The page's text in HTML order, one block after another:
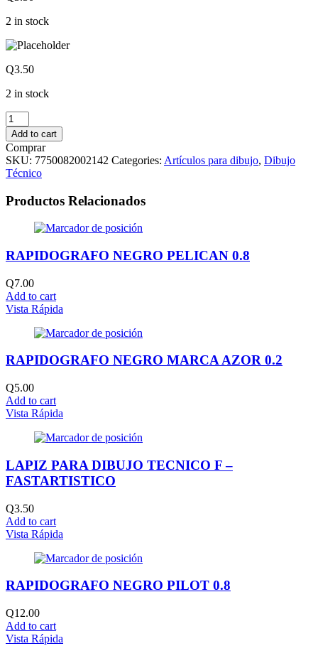
2 in stock
Q3.50
2 in stock
LAPIZ
PARA
DIBUJO
TECNICO
3B
-
ARTESCO
quantity
Add to cart
Comprar
SKU: 7750082002142 Categories: Artículos para dibujo, Dibujo
Técnico
Productos Relacionados
RAPIDOGRAFO NEGRO PELICAN 0.8
Q7.00
Add to cart
Vista Rápida
RAPIDOGRAFO NEGRO MARCA AZOR 0.2
Q5.00
Add to cart
Vista Rápida
LAPIZ PARA DIBUJO TECNICO F –
FASTARTISTICO
Q3.50
Add to cart
Vista Rápida
RAPIDOGRAFO NEGRO PILOT 0.8
Q12.00
Add to cart
Vista Rápida